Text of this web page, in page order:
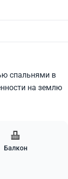
спальнями в
на землю
Балкон